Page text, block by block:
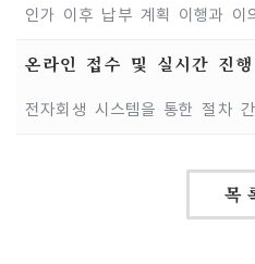
인가 이후 납부 계획 이행과 이
온라인 접수 및 실시간 진
전자회생 시스템을 통한 절차
목